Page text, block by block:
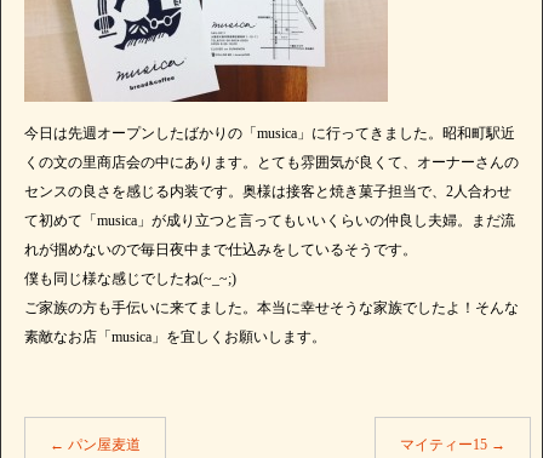
今日は先週オープンしたばかりの「musica」に行ってきました。昭和町駅近
くの文の里商店会の中にあります。とても雰囲気が良くて、オーナーさんの
センスの良さを感じる内装です。奥様は接客と焼き菓子担当で、2人合わせ
て初めて「musica」が成り立つと言ってもいいくらいの仲良し夫婦。まだ流
れが掴めないので毎日夜中まで仕込みをしているそうです。
僕も同じ様な感じでしたね(~_~;)
ご家族の方も手伝いに来てました。本当に幸せそうな家族でしたよ！そんな
素敵なお店「musica」を宜しくお願いします。
← パン屋麦道 マイティー15 →